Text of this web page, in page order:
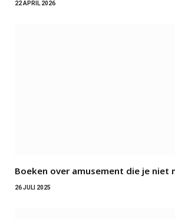
22 APRIL 2026
Boeken over amusement die je niet
26 JULI 2025